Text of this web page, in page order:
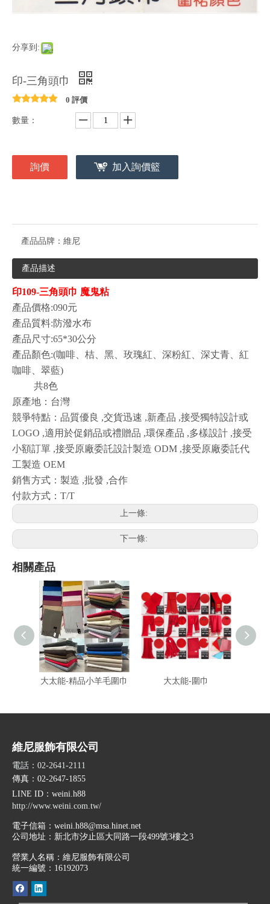
分享到:
印-三角頭巾
0 評價
數量：
詢價 加入詢價籃
產品品牌： 維尼
產品描述
印109-三角頭巾 魔鬼粘
產品價格:090元
產品質料:防潑水布
產品尺寸:65*30公分
產品顏色:(咖啡、桔、黑、玫瑰紅、深粉紅、深丈青、紅
咖啡、翠藍)
共8色
原產地：台灣
競爭特點：品質優良 ,交貨迅速 ,新產品 ,接受獨特設計或
LOGO ,適用於促銷品或禮贈品 ,環保產品 ,多樣設計 ,接受
小額訂單 ,接受原廠委託設計製造 ODM ,接受原廠委託代
工製造 OEM
銷售方式：製造 ,批發 ,合作
付款方式：T/T
上一條:
下一條:
相關產品
大太能-精品小羊毛圍巾 大太能-圍巾
維尼服飾有限公司
電話：02-2641-2111
傳真：02-2647-1855
LINE ID ：weini.h88
http://www.weini.com.tw/
電子信箱： weini.h88@msa.hinet.net
公司地址： 新北市汐止區大同路一段499號3樓之3
營業人名稱：維尼服飾有限公司
統一編號：16192073